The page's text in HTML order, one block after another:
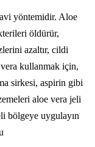
yöntemidir. Aloe
öldürür,
azaltır, cildi
kullanmak için,
sirkesi, aspirin gibi
aloe vera jeli
bölgeye uygulayın